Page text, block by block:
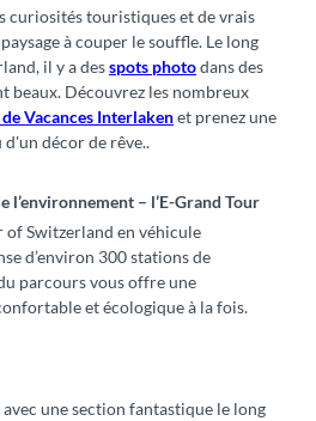
curiosités touristiques et de vrais
à couper le souffle. Le long
il y a desspots photodans des
Découvrez les nombreux
Vacances Interlakenet prenez une
décor de rêve..
l’environnement – l’E-Grand Tour
of Switzerland en véhicule
d’environ 300 stations de
parcours vous offre une
et écologique à la fois.
une section fantastique le long